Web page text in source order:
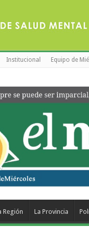
Institucional Equipo de
Región La Provincia